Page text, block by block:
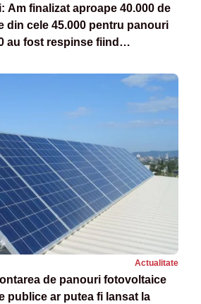
Am finalizat aproape 40.000 de
din cele 45.000 pentru panouri
au fost respinse fiind
Actualitate
de panouri fotovoltaice
publice ar putea fi lansat la